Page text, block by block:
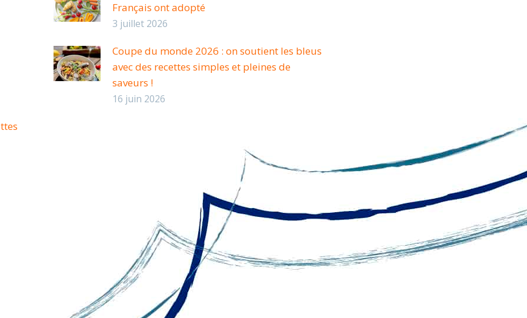
Français ont adopté
3 juillet 2026
Coupe du monde 2026 : on soutient les bleus
avec des recettes simples et pleines de
saveurs !
16 juin 2026